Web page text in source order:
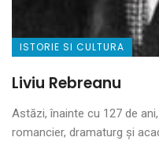
ISTORIE SI CULTURA
Liviu Rebreanu
Astăzi, înainte cu 127 de
romancier, dramaturg și